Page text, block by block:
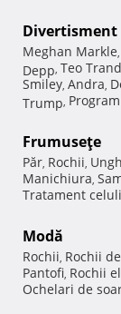
Divertisment
Meghan Markle,
Depp, Teo
Smiley, Andra,
Trump,
Frumuseţe
Păr, Rochii,
Manichiura,
Tratament
Modă
Rochii, Rochii
Pantofi, Rochii
Ochelari de